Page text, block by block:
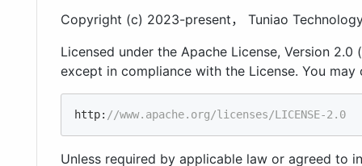
Copyright (c) 2023-present， Tuniao
Licensed under the Apache License, Version
except in compliance with the License. You
http: //www.apache.org/licenses/LICENSE-2.0
Unless required by applicable law or agreed to